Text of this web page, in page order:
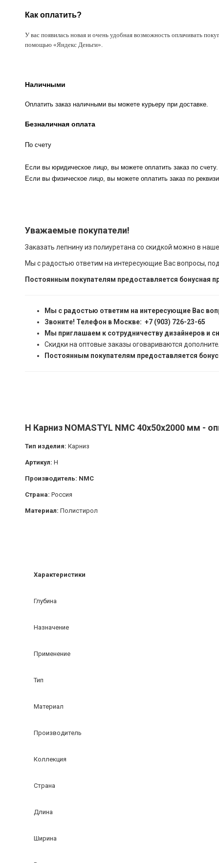
Как оплатить?
У вас появилась новая и очень удобная возможность оплачивать
помощью «Яндекс Деньги».
Наличными
Оплатить заказ наличными вы можете курьеру при доставке.
Безналичная оплата
По счету
Если вы юридическое лицо, вы можете оплатить заказ по счету.
Если вы физическое лицо, вы можете оплатить заказ по
Уважаемые покупатели!
Заказать лепнину из полиуретана со скидкой можно в
Мы с радостью ответим на интересующие Вас вопросы,
Постоянным покупателям предоставляется бонусная
Мы с радостью ответим на интересующие Вас
Звоните! Телефон в Москве: +7 (903) 726-23-65
Мы приглашаем к сотрудничеству дизайнеров и
Скидки на оптовые заказы оговариваются
Постоянным покупателям предоставляется
H Карниз NOMASTYL NMC 40х50х2000 мм -
Тип изделия: Карниз
Артикул: H
Производитель: NMC
Страна: Россия
Материал: Полистирол
Характеристики
Глубина
Назначение
Применение
Тип
Материал
Производитель
Коллекция
Страна
Длина
Ширина